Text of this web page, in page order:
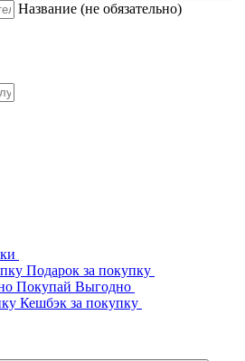
Название (не обязательно)
Подарок за покупку
Покупай Выгодно
Кешбэк за покупку